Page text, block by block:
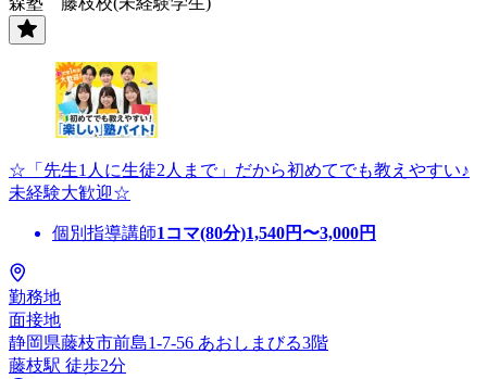
☆「先生1人に生徒2人まで」だから初めてでも教えやすい♪
未経験大歓迎☆
個別指導講師1コマ(80分)1,540円〜3,000円
勤務地
面接地
静岡県藤枝市前島1-7-56 あおしまびる3階
藤枝駅 徒歩2分